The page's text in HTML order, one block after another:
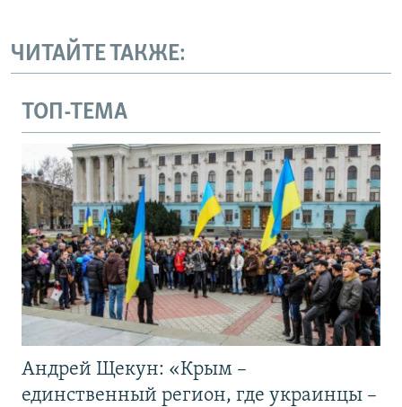
ЧИТАЙТЕ ТАКЖЕ:
ТОП-ТЕМА
Андрей Щекун: «Крым –
единственный регион, где украинцы –